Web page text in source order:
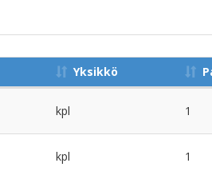
Yksikkö
kpl 1
kpl 1